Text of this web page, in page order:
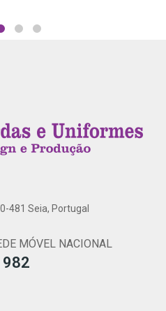
481 Seia, Portugal
MÓVEL NACIONAL